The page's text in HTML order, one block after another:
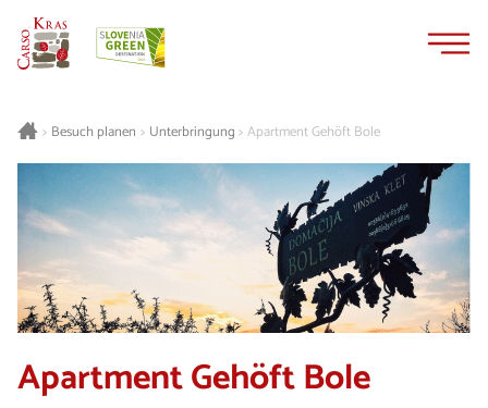
> Besuch planen > Unterbringung >Apartment Gehöft Bole
Apartment Gehöft Bole